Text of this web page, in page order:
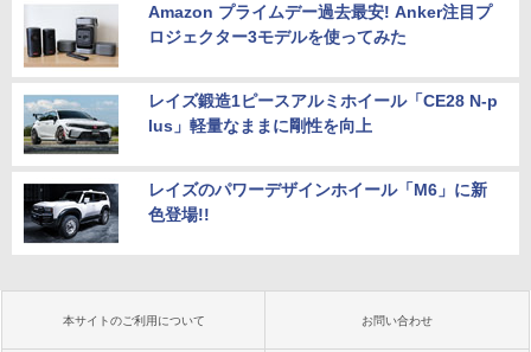
Amazon プライムデー過去最安! Anker注目プ
ロジェクター3モデルを使ってみた
レイズ鍛造1ピースアルミホイール「CE28 N-p
lus」軽量なままに剛性を向上
レイズのパワーデザインホイール「M6」に新
色登場!!
本サイトのご利用について お問い合わせ